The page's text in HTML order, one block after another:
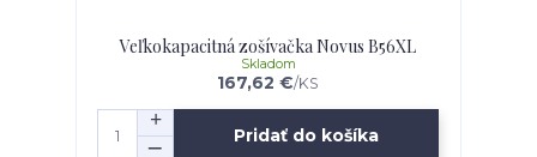
Veľkokapacitná zošívačka Novus B56XL
167,62 €/KS
Skladom
Pridať do košíka